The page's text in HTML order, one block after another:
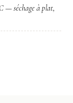
— séchage à plat,